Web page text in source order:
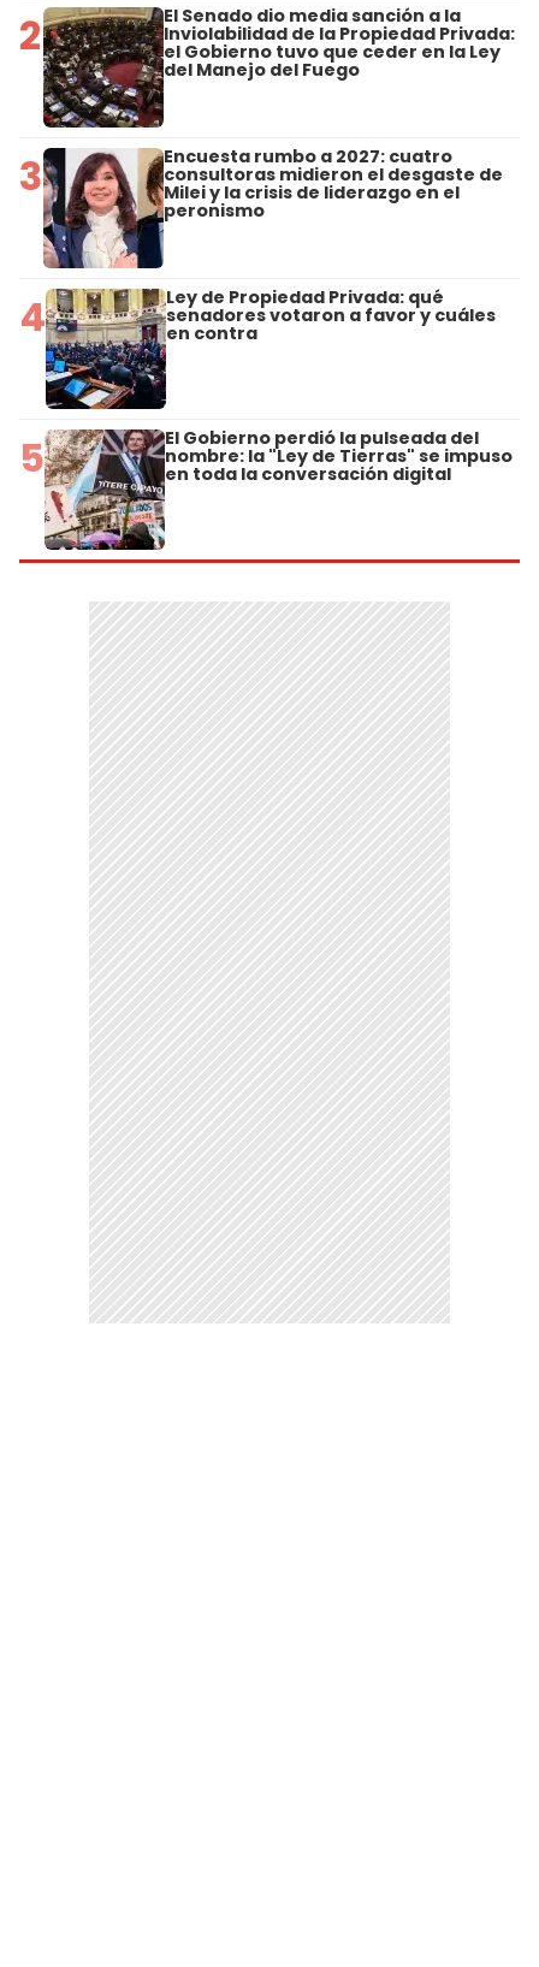
2 El Senado dio media sanción a la
Inviolabilidad de la Propiedad Privada:
el Gobierno tuvo que ceder en la Ley
del Manejo del Fuego
3 Encuesta rumbo a 2027: cuatro
consultoras midieron el desgaste de
Milei y la crisis de liderazgo en el
peronismo
4 Ley de Propiedad Privada: qué
senadores votaron a favor y cuáles
en contra
5 El Gobierno perdió la pulseada del
nombre: la "Ley de Tierras" se impuso
en toda la conversación digital